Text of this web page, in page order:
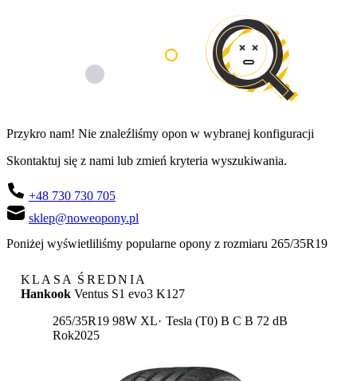
Przykro nam! Nie znaleźliśmy opon w wybranej konfiguracji
Skontaktuj się z nami lub zmień kryteria wyszukiwania.
+48 730 730 705
sklep@noweopony.pl
Poniżej wyświetliliśmy popularne opony z rozmiaru 265/35R19
KLASA ŚREDNIA
Hankook Ventus S1 evo3 K127
265/35R19 98W XL
Tesla (T0) Etykieta:
B C B 72 dB
Rok2025